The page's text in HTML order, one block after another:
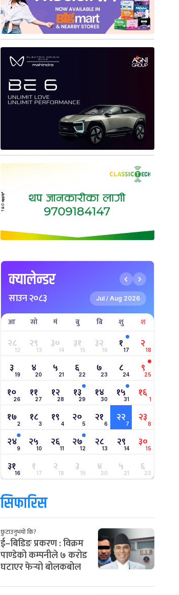
क्यालेन्डर
साउन २०८३ Jul / Aug 2026
आ सो मं बु बि शु श
२८12 २९13 ३०14 ३१15 ३२16 १17 २18
३ 19 ४20 ५ 21 ६22 ७23 ८24 ९25
१०26 ११27 १२28 १३29 १४30 १५31 १६ 1
१७2 १८3 १९ 4 २०5 २१6 २२7 २३8
२४9 २५10 २६11 २७12 २८13 २९14 ३०15
३१16 १17 २18 ३19 ४20 ५21 ६22
सिफारिस
छुटाउनुभयो कि?
ई–बिडिङ प्रकरण : विक्रम
पाण्डेको कम्पनीले ७ करोड
घटाएर फेर्‍यो बोलकबोल